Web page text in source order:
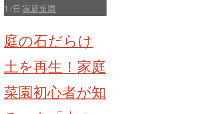
ス
年
の
い
芽」
17日 家庭菜園
庭の石だらけ
土を再生！家庭
菜園初心者が知